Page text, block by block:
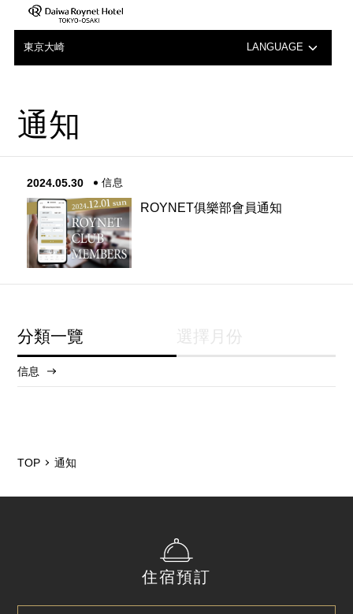
東京大崎 LANGUAGE
中文（簡体字）
한국어
通知
2024.05.30 信息
ROYNET俱樂部會員通知
分類一覽
信息
選擇月份
TOP 通知
住宿預訂